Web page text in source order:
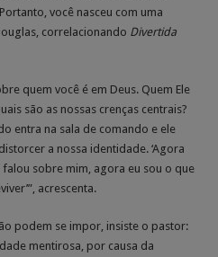
você nasceu com uma
correlacionando Divertida
quem você é em Deus. Quem Ele
são as nossas crenças centrais?
entra na sala de comando e ele
a nossa identidade. ‘Agora
sobre mim, agora eu sou o que
acrescenta.
podem se impor, insiste o pastor:
mentirosa, por causa da